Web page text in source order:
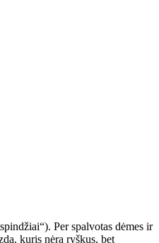
Per spalvotas dėmes ir
kuris nėra ryškus, bet